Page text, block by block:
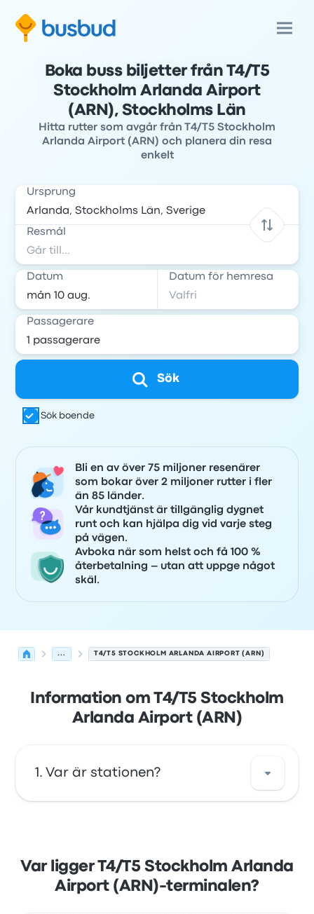
Boka buss biljetter från T4/T5
Stockholm Arlanda Airport
(ARN), Stockholms Län
Hitta rutter som avgår från T4/T5 Stockholm
Arlanda Airport (ARN) och planera din resa
enkelt
Ursprung
Resmål
Datum Datum för hemresa
Passagerare
Sök
Sök boende
Bli en av över 75 miljoner resenärer
som bokar över 2 miljoner rutter i fler
än 85 länder.
Vår kundtjänst är tillgänglig dygnet
runt och kan hjälpa dig vid varje steg
på vägen.
Avboka när som helst och få 100 %
återbetalning – utan att uppge något
skäl.
... T4/T5 STOCKHOLM ARLANDA AIRPORT (ARN)
Information om T4/T5 Stockholm
Arlanda Airport (ARN)
Var är stationen?
T4/5 190 60 Stockholm-Arlanda Sweden. Se
läget för den här busshållplatsen i Arlanda
på en karta.
Var ligger T4/T5 Stockholm Arlanda
Airport (ARN)-terminalen?